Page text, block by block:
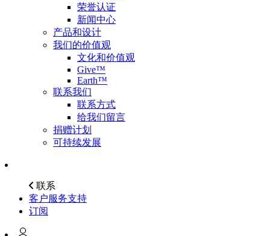
荣誉认证
新闻中心
产品和设计
我们的价值观
文化和价值观
Give™
Earth™
联系我们
联系方式
给我们留言
捐赠计划
可持续发展
联系
客户服务支持
订阅